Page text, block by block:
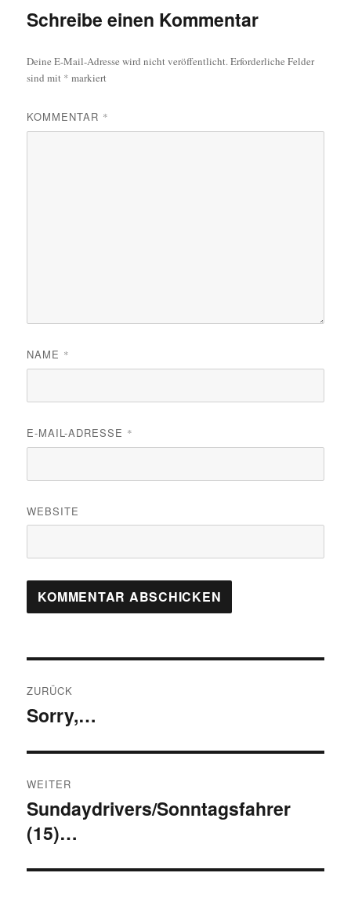
Schreibe einen Kommentar
Deine E-Mail-Adresse wird nicht veröffentlicht. Erforderliche Felder
sind mit * markiert
KOMMENTAR *
NAME *
E-MAIL-ADRESSE *
WEBSITE
ZURÜCK
Vorheriger
Sorry,…
WEITER
Nächster
Beitrag:
Sundaydrivers/Sonntagsfahrer
(15)…